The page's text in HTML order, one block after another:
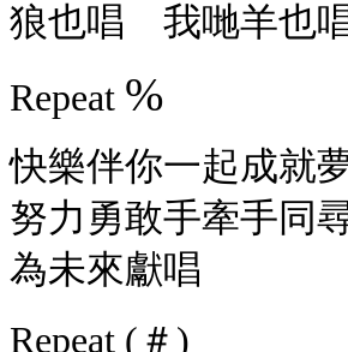
狼也唱 我哋羊也
Repeat %
快樂伴你一起成就
努力勇敢手牽手同
為未來獻唱
Repeat (＃)